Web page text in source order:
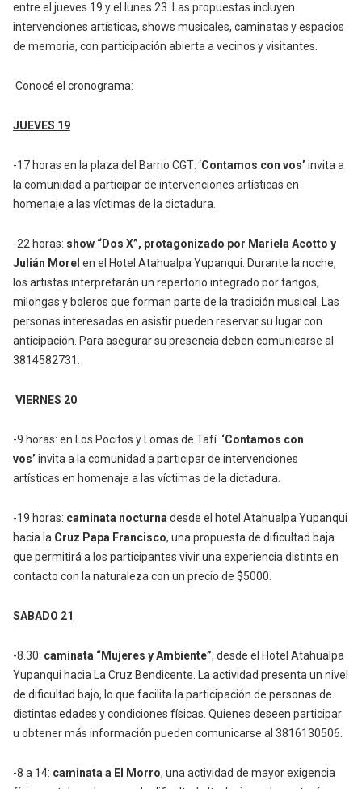
entre el jueves 19 y el lunes 23. Las propuestas incluyen
intervenciones artísticas, shows musicales, caminatas y espacios
de memoria, con participación abierta a vecinos y visitantes.
Conocé el cronograma:
JUEVES 19
-17 horas en la plaza del Barrio CGT: ‘Contamos con vos’ invita a
la comunidad a participar de intervenciones artísticas en
homenaje a las víctimas de la dictadura.
-22 horas: show “Dos X”, protagonizado por Mariela Acotto y
Julián Morel en el Hotel Atahualpa Yupanqui. Durante la noche,
los artistas interpretarán un repertorio integrado por tangos,
milongas y boleros que forman parte de la tradición musical. Las
personas interesadas en asistir pueden reservar su lugar con
anticipación. Para asegurar su presencia deben comunicarse al
3814582731.
VIERNES 20
-9 horas: en Los Pocitos y Lomas de Tafí ‘Contamos con
vos’ invita a la comunidad a participar de intervenciones
artísticas en homenaje a las víctimas de la dictadura.
-19 horas: caminata nocturnadesde el hotel Atahualpa Yupanqui
hacia la Cruz Papa Francisco, una propuesta de dificultad baja
que permitirá a los participantes vivir una experiencia distinta en
contacto con la naturaleza con un precio de $5000.
SABADO 21
-8.30: caminata “Mujeres y Ambiente”, desde el Hotel Atahualpa
Yupanqui hacia La Cruz Bendicente. La actividad presenta un nivel
de dificultad bajo, lo que facilita la participación de personas de
distintas edades y condiciones físicas. Quienes deseen participar
u obtener más información pueden comunicarse al 3816130506.
-8 a 14: caminata a El Morro, una actividad de mayor exigencia